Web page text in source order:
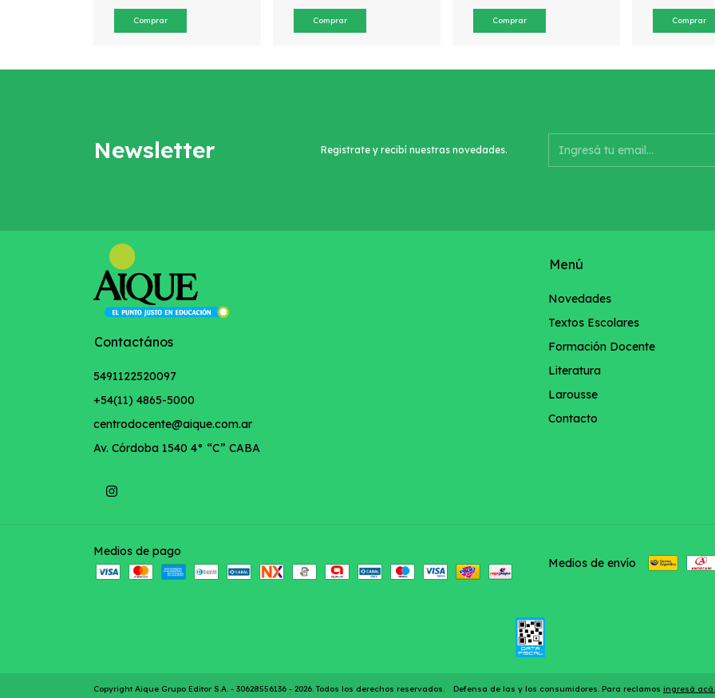
Newsletter Registrate y recibí nuestras novedades.
Contactános
5491122520097
+54(11) 4865-5000
centrodocente@aique.com.ar
Av. Córdoba 1540 4° “C” CABA
Menú
Novedades
Textos Escolares
Formación Docente
Literatura
Larousse
Contacto
Medios de pago
Medios de envío
Copyright Aique Grupo Editor S.A. - 30628556136 - 2026. Todos los derechos reservados. Defensa de las y los consumidores. Para reclamos ingresá acá.